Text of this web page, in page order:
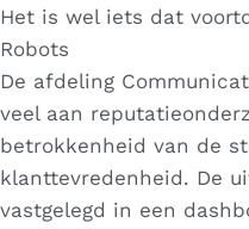
Het is wel iets dat
Robots
De afdeling
veel aan
betrokkenheid van de
klanttevredenheid. De
vastgelegd in een